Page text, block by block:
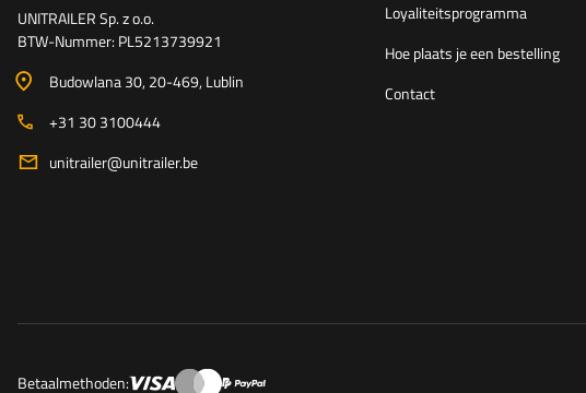
UNITRAILER Sp. z o.o.
BTW-Nummer: PL5213739921
Budowlana 30, 20-469, Lublin
+31 30 3100444
unitrailer@unitrailer.be
Loyaliteitsprogramma
Hoe plaats je een bestelling
Contact
Betaalmethoden: